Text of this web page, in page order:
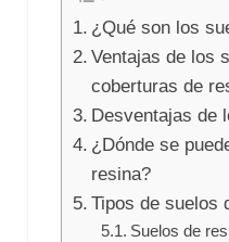
¿Qué son los
Ventajas de los
coberturas de
Desventajas de
¿Dónde se
resina?
Tipos de suelos
Suelos de